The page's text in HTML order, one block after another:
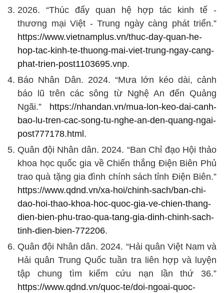
2026. “Thúc đẩy quan hệ hợp tác kinh tế -
thương mại Việt - Trung ngày càng phát triển.”
https://www.vietnamplus.vn/thuc-day-quan-he-
hop-tac-kinh-te-thuong-mai-viet-trung-ngay-cang-
phat-trien-post1103695.vnp.
Báo Nhân Dân. 2024. “Mưa lớn kéo dài, cảnh
báo lũ trên các sông từ Nghệ An đến Quảng
Ngãi.” https://nhandan.vn/mua-lon-keo-dai-canh-
bao-lu-tren-cac-song-tu-nghe-an-den-quang-ngai-
post777178.html .
Quân đội Nhân dân. 2024. “Ban Chỉ đạo Hội thảo
khoa học quốc gia về Chiến thắng Điện Biên Phủ
trao quà tặng gia đình chính sách tỉnh Điện Biên.”
https://www.qdnd.vn/xa-hoi/chinh-sach/ban-chi-
dao-hoi-thao-khoa-hoc-quoc-gia-ve-chien-thang-
dien-bien-phu-trao-qua-tang-gia-dinh-chinh-sach-
tinh-dien-bien-772206.
Quân đội Nhân dân. 2024. “Hải quân Việt Nam và
Hải quân Trung Quốc tuần tra liên hợp và luyện
tập chung tìm kiếm cứu nạn lần thứ 36.”
https://www.qdnd.vn/quoc-te/doi-ngoai-quoc-